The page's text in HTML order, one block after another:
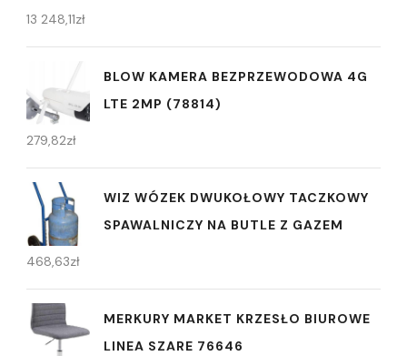
13 248,11zł
BLOW KAMERA BEZPRZEWODOWA 4G
LTE 2MP (78814)
279,82zł
WIZ WÓZEK DWUKOŁOWY TACZKOWY
SPAWALNICZY NA BUTLE Z GAZEM
468,63zł
MERKURY MARKET KRZESŁO BIUROWE
LINEA SZARE 76646